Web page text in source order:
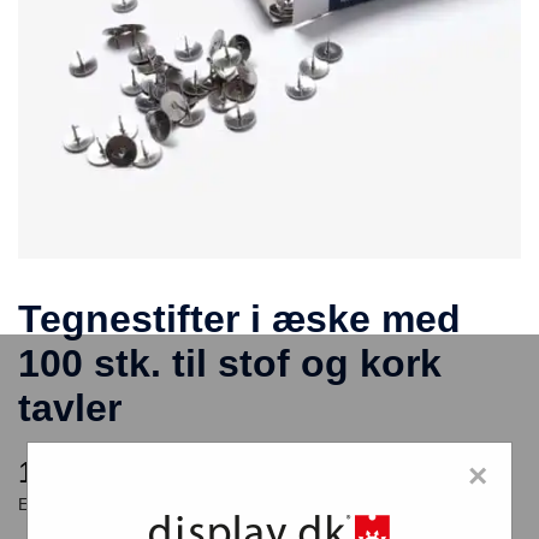
Tegnestifter i æske med
100 stk. til stof og kork
tavler
16,00 ×